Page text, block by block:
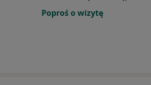
Poproś o wizytę